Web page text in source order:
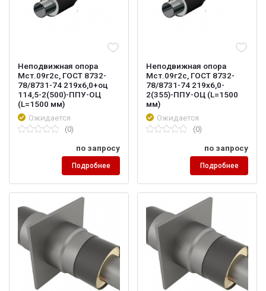
Неподвижная опора
Мст.09г2с, ГОСТ 8732-
78/8731-74 219х6,0+оц
114,5-2(500)-ППУ-ОЦ
(L=1500 мм)
Ожидается
(0)
по запросу
Подробнее
Неподвижная опора
Мст.09г2с, ГОСТ 8732-
78/8731-74 219х6,0-
2(355)-ППУ-ОЦ (L=1500
мм)
Ожидается
(0)
по запросу
Подробнее